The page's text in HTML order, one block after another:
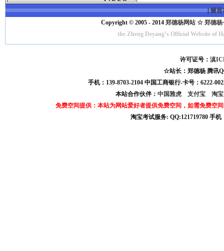
|留言
Copyright © 2005 - 2014 郑德杨网站 ☆ 郑德杨
the Zheng Deyang’s Official Website
许可证号：滇
☆站长：郑德杨 腾讯
手机：139-8703-2104 中国工商银行-卡号：6222-
本站合作伙伴： 中国雅虎 支付宝
淘
免费空间提供：本站为网站爱好者提供免费空间，如需免费空
淘宝考试服务: QQ:121719780 手